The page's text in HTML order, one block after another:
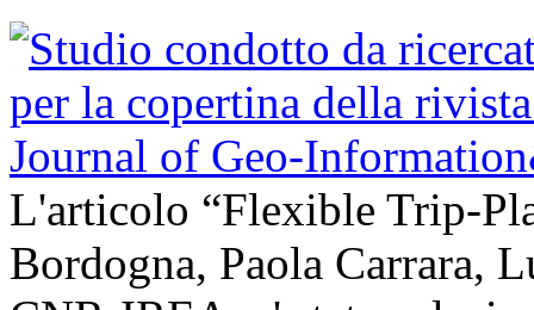
L'articolo “Flexible Trip-
Bordogna, Paola Carrara,